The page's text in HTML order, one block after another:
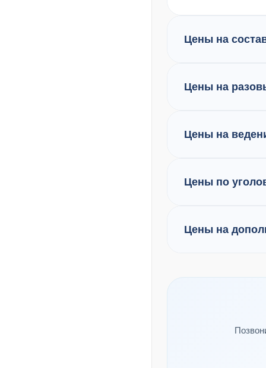
Цены на
Цены на
Цены на
Цены по
Цены на